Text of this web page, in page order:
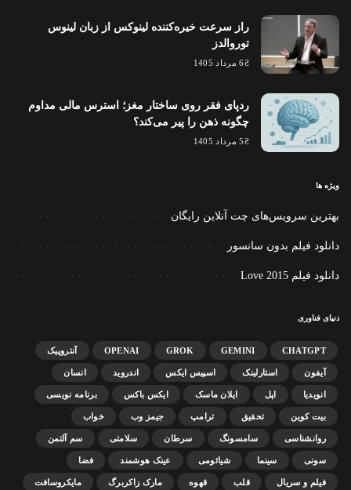
راز سرعت خیره‌کننده لینوکس از زبان لینوس
توروالدز
6 مرداد 1405
ردپای فقر روی ساختار مغز؛ استرس مالی مداوم
چگونه ذهن را پیر می‌کند؟
5 مرداد 1405
ویژه ها
بهترین سرویس‌های چت آنلاین رایگان
دانلود فیلم بدون سانسور
دانلود فیلم Love 2015
دنیای فناوری
CHATGPT
GEMINI
GROK
OPENAI آنتروپیک
آیفون استارلینک اسپیس ایکس اندروید انسان
انویدیا اپل ایلان ماسک ایکس باکس برنامه نویسی
بیت کوین تحقیق ترامپ جیمز وب خواب
روانشناسی سامسونگ سرطان سلامتی سم آلتمن
سونی سینما شیائومی عینک هوشمند فضا
فیلم و سریال قلب قهوه مارک زاکربرگ مایکروسافت